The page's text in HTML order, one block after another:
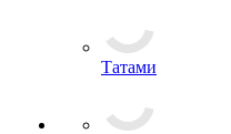
Татами